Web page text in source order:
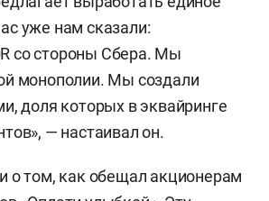
уже нам сказали:
со стороны Сбера. Мы
монополии. Мы создали
доля которых в эквайринге
— настаивал он.
о том, как обещал акционерам